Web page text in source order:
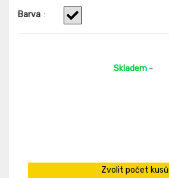
Barva :
Skladem -
Zvolit počet kusů